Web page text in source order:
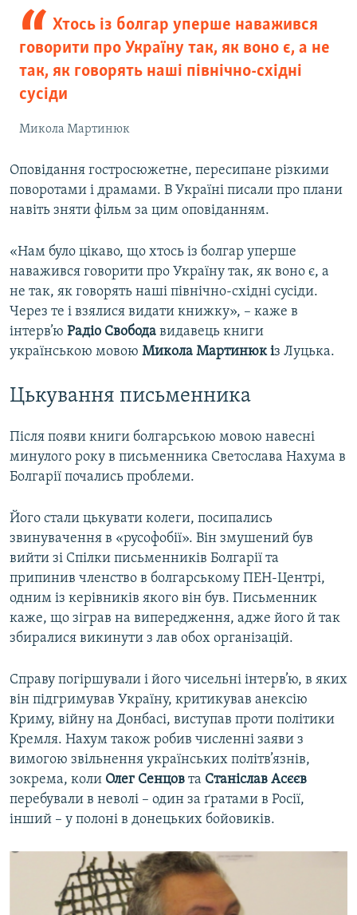
Хтось із болгар уперше наважився
говорити про Україну так, як воно є, а не
так, як говорять наші північно-східні
сусіди
Микола Мартинюк
Оповідання гостросюжетне, пересипане різкими
поворотами і драмами. В Україні писали про плани
навіть зняти фільм за цим оповіданням.
«Нам було цікаво, що хтось із болгар уперше
наважився говорити про Україну так, як воно є, а
не так, як говорять наші північно-східні сусіди.
Через те і взялися видати книжку», – каже в
інтерв’ю Радіо Свобода видавець книги
українською мовою Микола Мартинюк із Луцька.
Цькування письменника
Після появи книги болгарською мовою навесні
минулого року в письменника Светослава Нахума в
Болгарії почались проблеми.
Його стали цькувати колеги, посипались
звинувачення в «русофобії». Він змушений був
вийти зі Спілки письменників Болгарії та
припинив членство в болгарському ПЕН-Центрі,
одним із керівників якого він був. Письменник
каже, що зіграв на випередження, адже його й так
збиралися викинути з лав обох організацій.
Справу погіршували і його чисельні інтерв’ю, в яких
він підгримував Україну, критикував анексію
Криму, війну на Донбасі, виступав проти політики
Кремля. Нахум також робив численні заяви з
вимогою звільнення українських політв’язнів,
зокрема, коли Олег Сенцов та Станіслав Асєєв
перебували в неволі – один за ґратами в Росії,
інший – у полоні в донецьких бойовиків.